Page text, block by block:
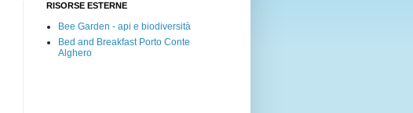
RISORSE ESTERNE
Bee Garden - api e biodiversità
Bed and Breakfast Porto Conte
Alghero